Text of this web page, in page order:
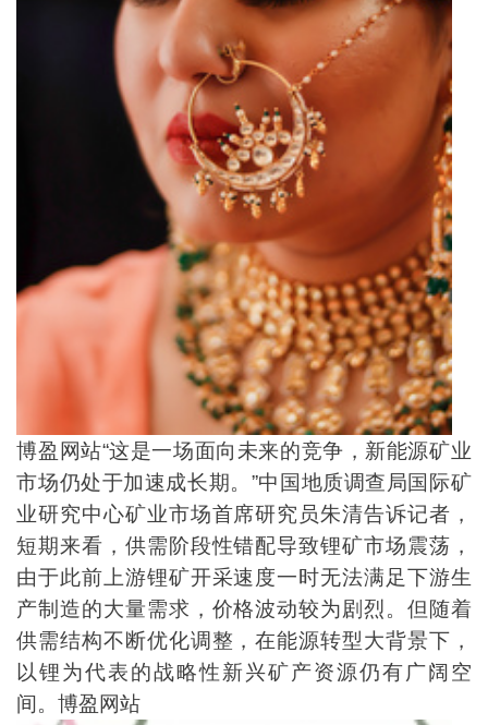
博盈网站“这是一场面向未来的竞争，新能源矿业
市场仍处于加速成长期。”中国地质调查局国际矿
业研究中心矿业市场首席研究员朱清告诉记者，
短期来看，供需阶段性错配导致锂矿市场震荡，
由于此前上游锂矿开采速度一时无法满足下游生
产制造的大量需求，价格波动较为剧烈。但随着
供需结构不断优化调整，在能源转型大背景下，
以锂为代表的战略性新兴矿产资源仍有广阔空
间。博盈网站